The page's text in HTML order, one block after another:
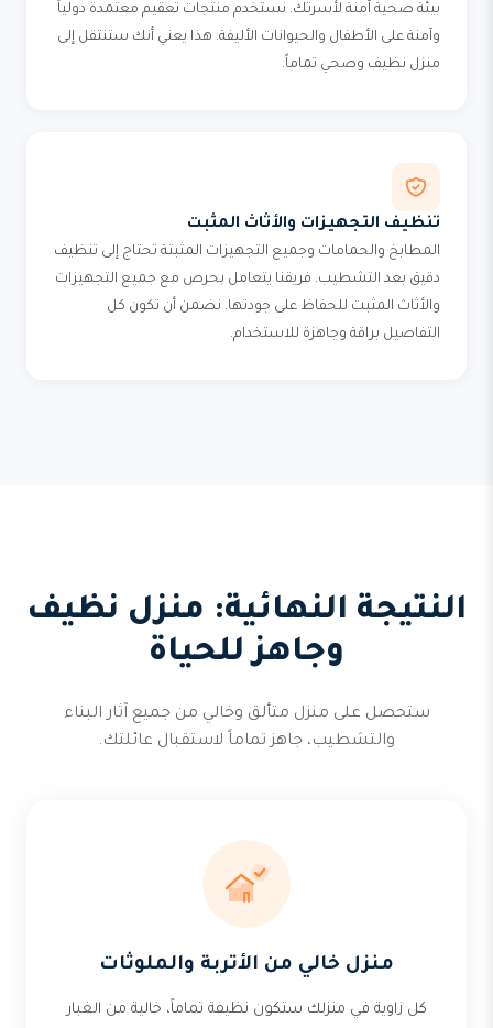
بيئة صحية آمنة لأسرتك. نستخدم منتجات تعقيم معتمدة دولياً
وآمنة على الأطفال والحيوانات الأليفة. هذا يعني أنك ستنتقل إلى
منزل نظيف وصحي تماماً.
تنظيف التجهيزات والأثاث المثبت
المطابخ والحمامات وجميع التجهيزات المثبتة تحتاج إلى تنظيف
دقيق بعد التشطيب. فريقنا يتعامل بحرص مع جميع التجهيزات
والأثاث المثبت للحفاظ على جودتها. نضمن أن تكون كل
التفاصيل براقة وجاهزة للاستخدام.
النتيجة النهائية: منزل نظيف
وجاهز للحياة
ستحصل على منزل متألق وخالي من جميع آثار البناء
والتشطيب، جاهز تماماً لاستقبال عائلتك.
منزل خالي من الأتربة والملوثات
كل زاوية في منزلك ستكون نظيفة تماماً، خالية من الغبار